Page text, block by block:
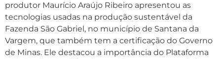
produtor Maurício Araújo Ribeiro apresentou as
tecnologias usadas na produção sustentável da
Fazenda São Gabriel, no município de Santana da
Vargem, que também tem a certificação do Governo
de Minas. Ele destacou a importância do Plataforma